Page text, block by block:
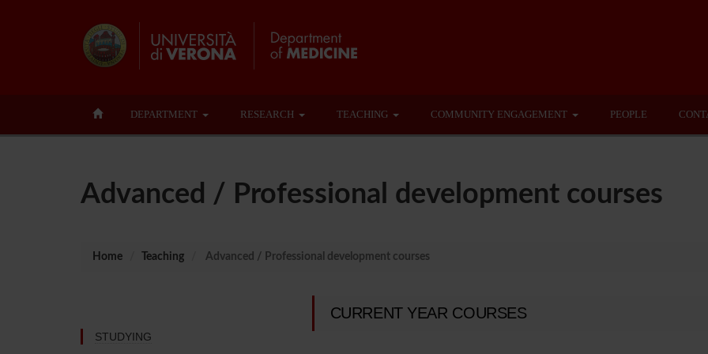
DEPARTMENT RESEARCH TEACHING COMMUNITY ENGAGEMENT PEOPLE
Advanced / Professional development courses
Home Teaching Advanced / Professional development courses
STUDYING
CURRENT YEAR COURSES